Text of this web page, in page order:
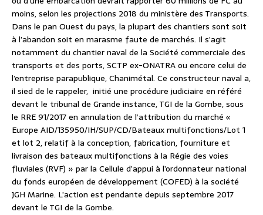
moins, selon les projections 2018 du ministère des Transports.
Dans le pan Ouest du pays, la plupart des chantiers sont soit
à l’abandon soit en marasme faute de marchés. Il s’agit
notamment du chantier naval de la Société commerciale des
transports et des ports, SCTP ex-ONATRA ou encore celui de
l’entreprise parapublique, Chanimétal. Ce constructeur naval a,
il sied de le rappeler, initié une procédure judiciaire en référé
devant le tribunal de Grande instance, TGI de la Gombe, sous
le RRE 91/2017 en annulation de l’attribution du marché «
Europe AID/135950/IH/SUP/CD/Bateaux multifonctions/Lot 1
et lot 2, relatif à la conception, fabrication, fourniture et
livraison des bateaux multifonctions à la Régie des voies
fluviales (RVF) » par la Cellule d’appui à l’ordonnateur national
du fonds européen de développement (COFED) à la société
JGH Marine. L’action est pendante depuis septembre 2017
devant le TGI de la Gombe.